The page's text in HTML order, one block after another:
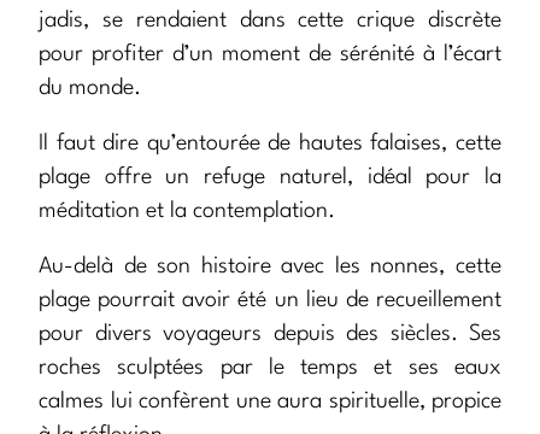
jadis, se rendaient dans cette crique discrète
pour profiter d’un moment de sérénité à l’écart
du monde.
Il faut dire qu’entourée de hautes falaises, cette
plage offre un refuge naturel, idéal pour la
méditation et la contemplation.
Au-delà de son histoire avec les nonnes, cette
plage pourrait avoir été un lieu de recueillement
pour divers voyageurs depuis des siècles. Ses
roches sculptées par le temps et ses eaux
calmes lui confèrent une aura spirituelle, propice